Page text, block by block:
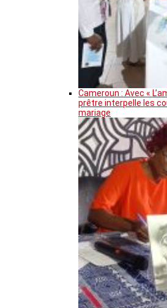
Cameroun : Avec «
prêtre interpelle les
mariage